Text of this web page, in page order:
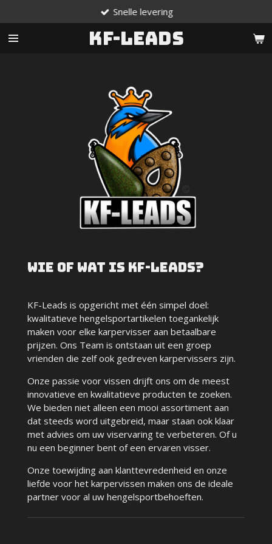
direct
naar
KF-Leads
Snelle levering
Wie of wat is KF-Leads?
KF-Leads is opgericht met één simpel doel:
kwalitatieve hengelsportartikelen toegankelijk
maken voor elke karpervisser aan betaalbare
prijzen. Ons Team is ontstaan uit een groep
vrienden die zelf ook gedreven karpervissers zijn.
Onze passie voor vissen drijft ons om de meest
innovatieve en kwalitatieve producten te zoeken.
We bieden niet alleen een mooi assortiment aan
dat steeds word uitgebreid, maar staan ook klaar
met advies om uw viservaring te verbeteren. Of u
nu een beginner bent of een ervaren visser.
Onze toewijding aan klanttevredenheid en onze
liefde voor het karpervissen maken ons de ideale
partner voor al uw hengelsportbehoeften.